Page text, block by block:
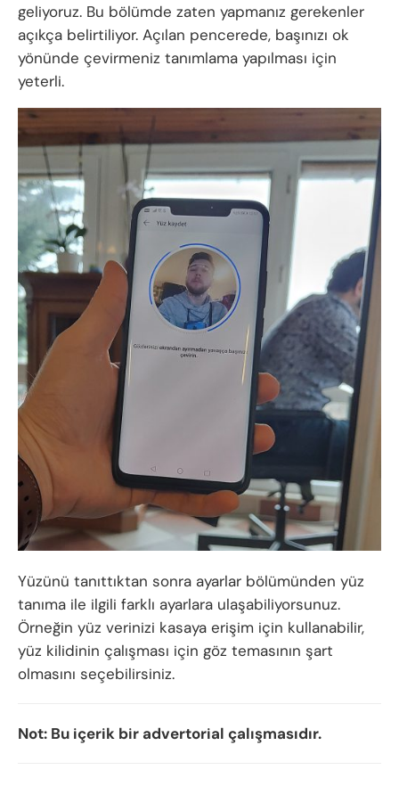
geliyoruz. Bu bölümde zaten yapmanız gerekenler
açıkça belirtiliyor. Açılan pencerede, başınızı ok
yönünde çevirmeniz tanımlama yapılması için
yeterli.
Yüzünü tanıttıktan sonra ayarlar bölümünden yüz
tanıma ile ilgili farklı ayarlara ulaşabiliyorsunuz.
Örneğin yüz verinizi kasaya erişim için kullanabilir,
yüz kilidinin çalışması için göz temasının şart
olmasını seçebilirsiniz.
Not: Bu içerik bir advertorial çalışmasıdır.